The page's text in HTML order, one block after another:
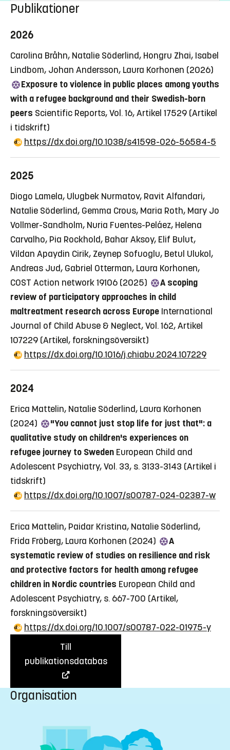
Publikationer
2026
Carolina Bråhn, Natalie Söderlind, Hongru Zhai, Isabel
Lindbom, Johan Andersson, Laura Korhonen (2026)
Exposure to violence in public places among youths
with a refugee background and their Swedish-born
peers Scientific Reports, Vol. 16, Artikel 17529 (Artikel
i tidskrift)
https://dx.doi.org/10.1038/s41598-026-56584-5
2025
Diogo Lamela, Ulugbek Nurmatov, Ravit Alfandari,
Natalie Söderlind, Gemma Crous, Maria Roth, Mary Jo
Vollmer-Sandholm, Nuria Fuentes-Peláez, Helena
Carvalho, Pia Rockhold, Bahar Aksoy, Elif Bulut,
Vildan Apaydin Cirik, Zeynep Sofuoglu, Betul Ulukol,
Andreas Jud, Gabriel Otterman, Laura Korhonen,
COST Action network 19106 (2025)
A scoping
review of participatory approaches in child
maltreatment research across Europe International
Journal of Child Abuse & Neglect, Vol. 162, Artikel
107229 (Artikel, forskningsöversikt)
https://dx.doi.org/10.1016/j.chiabu.2024.107229
2024
Erica Mattelin, Natalie Söderlind, Laura Korhonen
(2024)
"You cannot just stop life for just that": a
qualitative study on children's experiences on
refugee journey to Sweden European Child and
Adolescent Psychiatry, Vol. 33, s. 3133-3143 (Artikel i
tidskrift)
https://dx.doi.org/10.1007/s00787-024-02387-w
Erica Mattelin, Paidar Kristina, Natalie Söderlind,
Frida Fröberg, Laura Korhonen (2024)
A
systematic review of studies on resilience and risk
and protective factors for health among refugee
children in Nordic countries European Child and
Adolescent Psychiatry, s. 667-700 (Artikel,
forskningsöversikt)
https://dx.doi.org/10.1007/s00787-022-01975-y
Till
publikationsdatabas
Organisation